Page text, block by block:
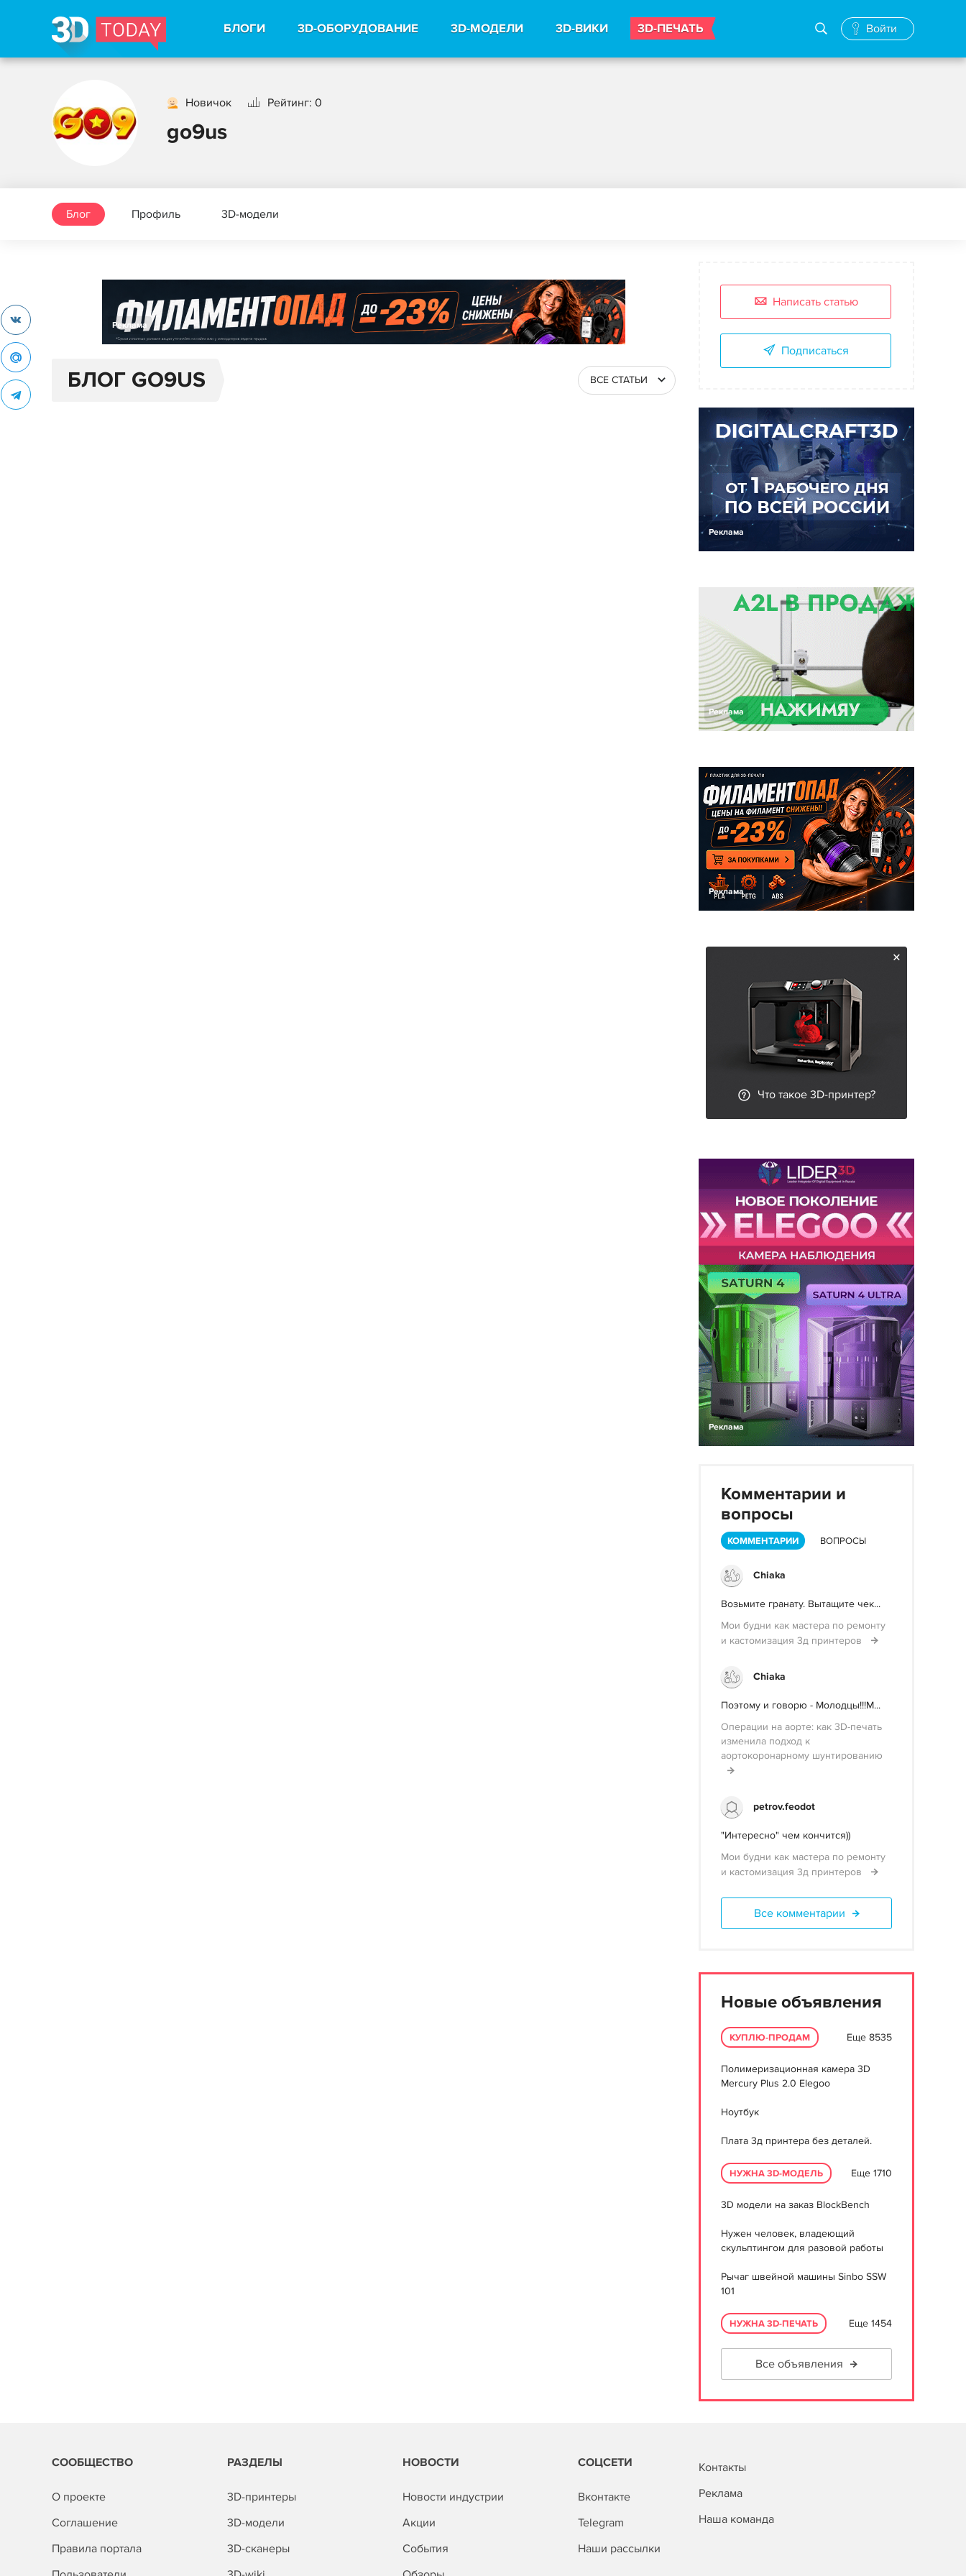
БЛОГИ 3D-ОБОРУДОВАНИЕ 3D-МОДЕЛИ 3D-ВИКИ 3D-ПЕЧАТЬ Войти
Новичок Рейтинг: 0
go9us
Блог Профиль 3D-модели
Реклама
БЛОГ GO9US ВСЕ СТАТЬИ
Написать статью
Подписаться
Реклама
Реклама
Реклама
Что такое 3D-принтер?
Реклама
Комментарии и
вопросы
КОММЕНТАРИИ ВОПРОСЫ
Chiaka
Возьмите гранату. Вытащите чек...
Мои будни как мастера по ремонту
и кастомизация 3д принтеров
Chiaka
Поэтому и говорю - Молодцы!!!М...
Операции на аорте: как 3D-печать
изменила подход к
аортокоронарному шунтированию
petrov.feodot
"Интересно" чем кончится))
Мои будни как мастера по ремонту
и кастомизация 3д принтеров
Все комментарии
Новые объявления
КУПЛЮ-ПРОДАМ Еще 8535
Полимеризационная камера 3D
Mercury Plus 2.0 Elegoo
Ноутбук
Плата 3д принтера без деталей.
НУЖНА 3D-МОДЕЛЬ Еще 1710
3D модели на заказ BlockBench
Нужен человек, владеющий
скульптингом для разовой работы
Рычаг швейной машины Sinbo SSW
101
НУЖНА 3D-ПЕЧАТЬ Еще 1454
Все объявления
СООБЩЕСТВО
О проекте
Соглашение
Правила портала
РАЗДЕЛЫ
3D-принтеры
3D-модели
3D-сканеры
НОВОСТИ
Новости индустрии
Акции
События
СОЦСЕТИ
Вконтакте
Telegram
Наши рассылки
Контакты
Реклама
Наша команда